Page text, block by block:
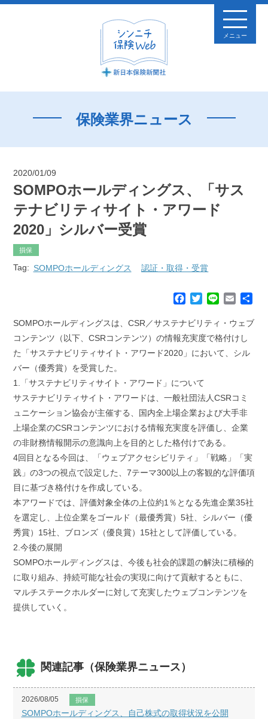
メニュー
保険業界ニュース
2020/01/09
SOMPOホールディングス、「サス
テナビリティサイト・アワード
2020」シルバー受賞
損保
Tag: SOMPOホールディングス 認証・取得・受賞
c
e
o
k
T
i
t
e
n
e
E
a
i
l
SOMPOホールディングスは、CSR／サステナビリティ・ウェブ
コンテンツ（以下、CSRコンテンツ）の情報充実度で格付けし
た「サステナビリティサイト・アワード2020」において、シル
バー（優秀賞）を受賞した。
1.「サステナビリティサイト・アワード」について
サステナビリティサイト・アワードは、一般社団法人CSRコミ
ュニケーション協会が主催する、国内全上場企業および大手非
上場企業のCSRコンテンツにおける情報充実度を評価し、企業
の非財務情報開示の意識向上を目的とした格付けである。
4回目となる今回は、「ウェブアクセシビリティ」「戦略」「実
践」の3つの視点で設定した、7テーマ300以上の客観的な評価項
目に基づき格付けを作成している。
本アワードでは、評価対象全体の上位約1％となる先進企業35社
を選定し、上位企業をゴールド（最優秀賞）5社、シルバー（優
秀賞）15社、ブロンズ（優良賞）15社として評価している。
2.今後の展開
SOMPOホールディングスは、今後も社会的課題の解決に積極的
に取り組み、持続可能な社会の実現に向けて貢献するともに、
マルチステークホルダーに対して充実したウェブコンテンツを
提供していく。
関連記事（保険業界ニュース）
2026/08/05 損保
SOMPOホールディングス、自己株式の取得状況を公開